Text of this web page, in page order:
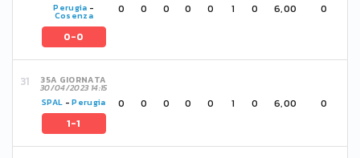
Perugia -
Cosenza
0-0
0 0 0 0 0 1 0 6,00 0
35A GIORNATA
30/04/2023 14:15
SPAL -Perugia
1-1
0 0 0 0 0 1 0 6,00 0